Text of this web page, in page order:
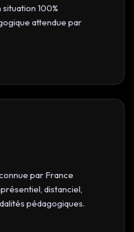
100%
attendue par
par France
distanciel,
pédagogiques.